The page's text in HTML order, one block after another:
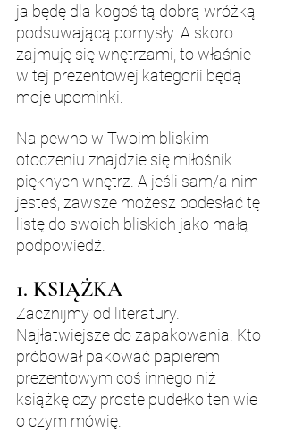
ja będę dla kogoś tą dobrą wróżką
podsuwającą pomysły. A skoro
zajmuję się wnętrzami, to właśnie
w tej prezentowej kategorii będą
moje upominki.
Na pewno w Twoim bliskim
otoczeniu znajdzie się miłośnik
pięknych wnętrz. A jeśli sam/a nim
jesteś, zawsze możesz podesłać tę
listę do swoich bliskich jako małą
podpowiedź.
1. KSIĄŻKA
Zacznijmy od literatury.
Najłatwiejsze do zapakowania. Kto
próbował pakować papierem
prezentowym coś innego niż
książkę czy proste pudełko ten wie
o czym mówię.